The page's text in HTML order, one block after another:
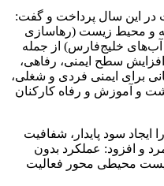
در این سال پرداخت و گفت:
و محیط زیست (رهاسازی
آب‌های خلیج‌فارس) از جمله
سطح ایمنی، رفاهی،
برای ایمنی فردی و شغلی،
و آموزش و رفاه کارکنان
سود پایدار، شفافیت
و افزود: عملکرد بدون
محیطی محور فعالیت